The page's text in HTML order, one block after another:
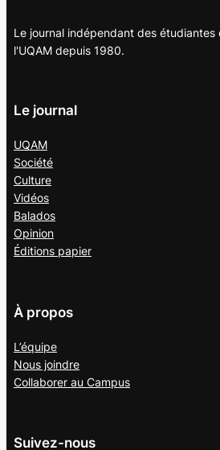
Le journal indépendant des
l'UQAM depuis 1980.
Le journal
UQAM
Société
Culture
Vidéos
Balados
Opinion
Éditions papier
À propos
L’équipe
Nous joindre
Collaborer au Campus
Suivez-nous